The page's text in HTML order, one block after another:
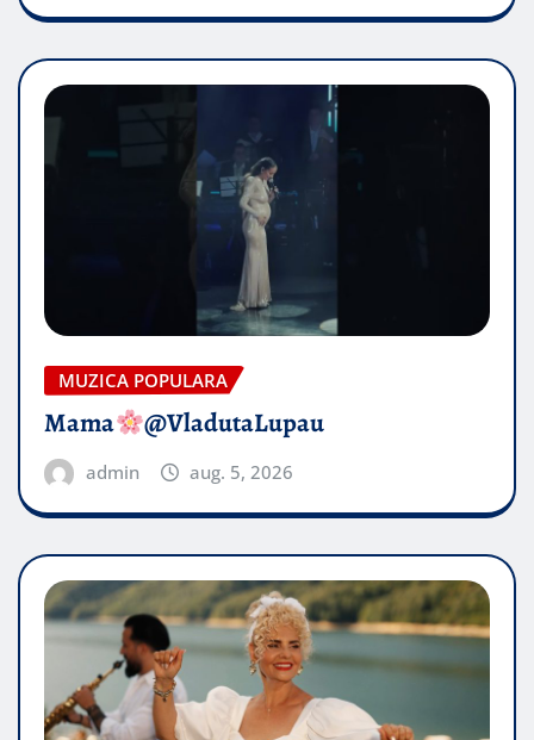
MUZICA POPULARA
Mama @VladutaLupau
admin aug. 5, 2026